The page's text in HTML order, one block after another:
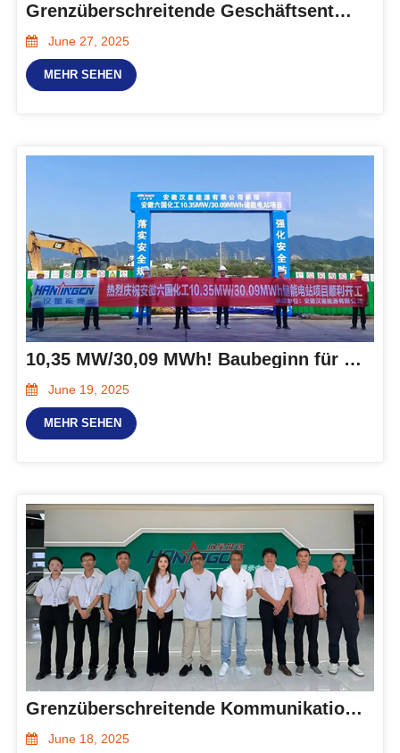
Grenzüberschreitende Geschäftsentwicklung | Sambische Kunden besuchten Hanxing Energy und führten einen intensiven Austausch
June 27, 2025
MEHR SEHEN
10,35 MW/30,09 MWh! Baubeginn für das erste Energiespeicherprojekt der heimischen Chemieindustrie von Hanxing Energy
June 19, 2025
MEHR SEHEN
Grenzüberschreitende Kommunikation | Kunden aus Dubai besuchten Hanxing Energy zur Besichtigung und für einen intensiven Austausch und diskutierten über die Zusammenarbeit bei der Energiespeicherung
June 18, 2025